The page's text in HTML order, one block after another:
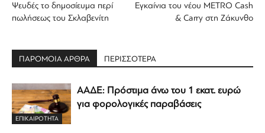
Ψευδές το δημοσίευμα περί
πωλήσεως του Σκλαβενίτη
Εγκαίνια του νέου METRO Cash
& Carry στη Ζάκυνθο
ΠΑΡΟΜΟΙΑ ΑΡΘΡΑ ΠΕΡΙΣΣΟΤΕΡΑ
ΕΠΙΚΑΙΡΟΤΗΤΑ
ΑΑΔΕ: Πρόστιμα άνω του 1 εκατ. ευρώ
για φορολογικές παραβάσεις